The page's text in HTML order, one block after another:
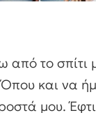
από το σπίτι
και να
μου.